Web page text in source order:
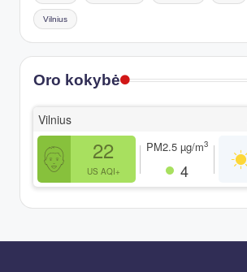
Vilnius
Oro kokybė
Vilnius
22
US AQI+
PM2.5 µg/m3
4